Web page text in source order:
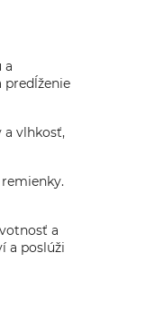
a
predĺženie
a vlhkosť,
a
a poslúži